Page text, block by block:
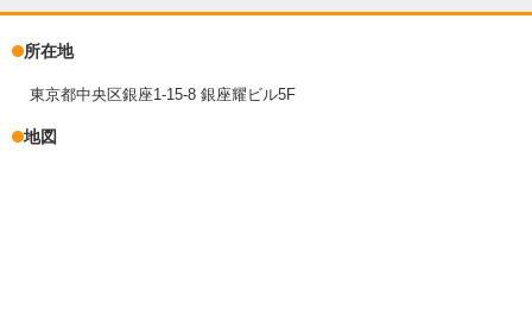
所在地
東京都中央区銀座1-15-8 銀座耀ビル5F
地図